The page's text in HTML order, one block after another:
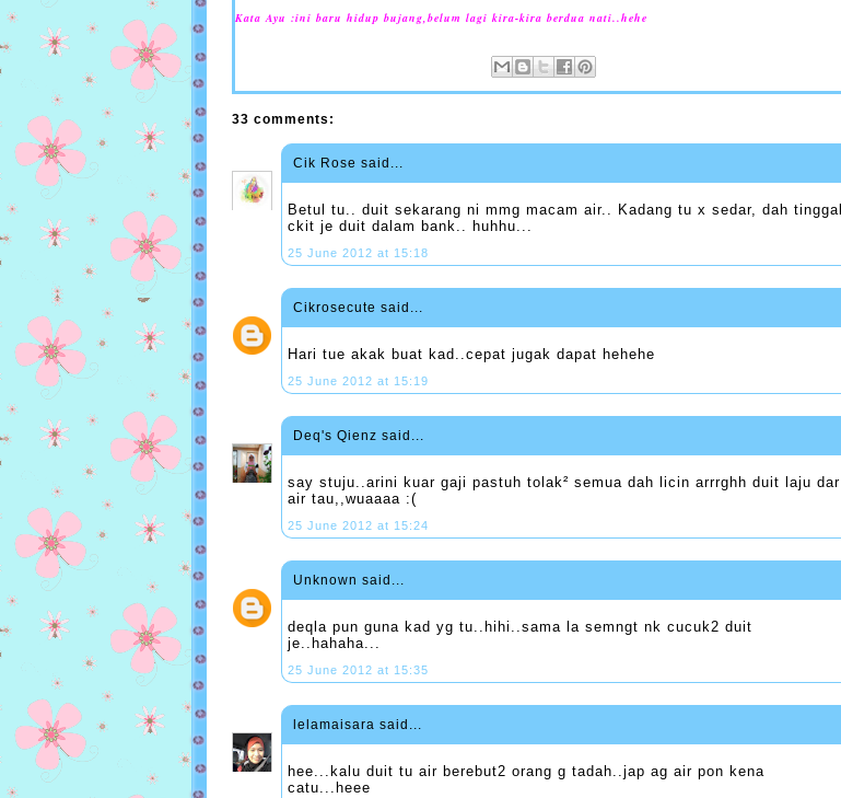
Kata Ayu :ini baru hidup bujang,belum lagi kira-kira berdua nati..hehe
33 comments:
Cik Rose said...
Betul tu.. duit sekarang ni mmg macam air.. Kadang tu x sedar, dah tinggal
ckit je duit dalam bank.. huhhu...
25 June 2012 at 15:18
Cikrosecute said...
Hari tue akak buat kad..cepat jugak dapat hehehe
25 June 2012 at 15:19
Deq's Qienz said...
say stuju..arini kuar gaji pastuh tolak² semua dah licin arrrghh duit laju dar
air tau,,wuaaaa :(
25 June 2012 at 15:24
Unknown said...
deqla pun guna kad yg tu..hihi..sama la semngt nk cucuk2 duit
je..hahaha...
25 June 2012 at 15:35
lelamaisara said...
hee...kalu duit tu air berebut2 orang g tadah..jap ag air pon kena
catu...heee